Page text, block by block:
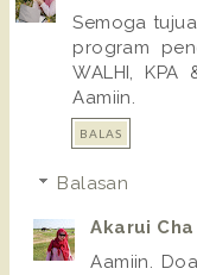
Semoga
program
WALHI,
Aamiin.
BALAS
Balasan
Akarui Cha
Aamiin.